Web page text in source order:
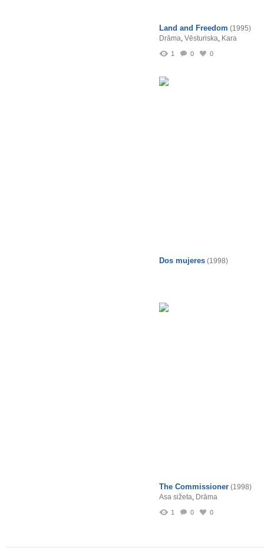
Land and Freedom (1995)
Drāma, Vēsturiska, Kara
1 0 0
Dos mujeres (1998)
The Commissioner (1998)
Asa sižeta, Drāma
1 0 0